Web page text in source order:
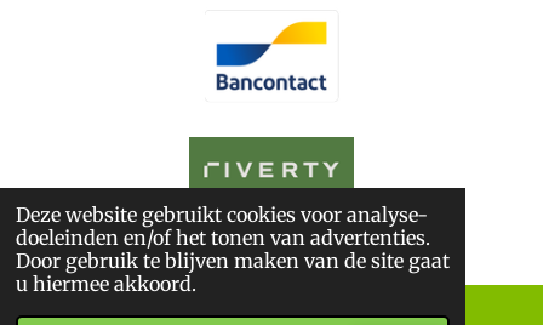
Deze website gebruikt cookies voor analyse-
doeleinden en/of het tonen van advertenties.
Door gebruik te blijven maken van de site gaat
u hiermee akkoord.
© 2026De BoekWandelaar
*Sitemap *Privacyverklaring*Algemene Voorwaarden